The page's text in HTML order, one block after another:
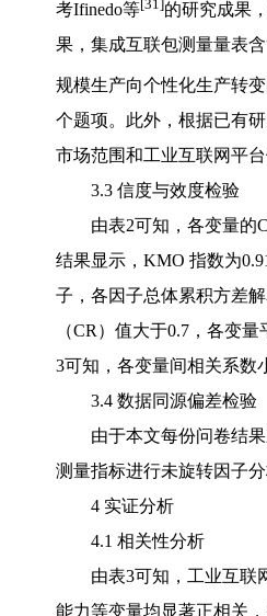
考Ifinedo等[31]的研究成果
果，集成互联包测量量表
规模生产向个性化生产转
个题项。此外，根据已有
市场范围和工业互联网平
3.3 信度与效度检验
由表2可知，各变量的
结果显示，KMO 指数为
子，各因子总体累积方差
（CR）值大于0.7，各变
3可知，各变量间相关系数
3.4 数据同源偏差检验
由于本文每份问卷结
测量指标进行未旋转因子
4 实证分析
4.1 相关性分析
由表3可知，工业互联
能力等变量均显著正相关